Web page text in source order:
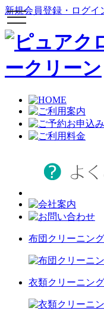
新規会員登録・ログイ
toggle
navigation
布団クリーニング
衣類クリーニング